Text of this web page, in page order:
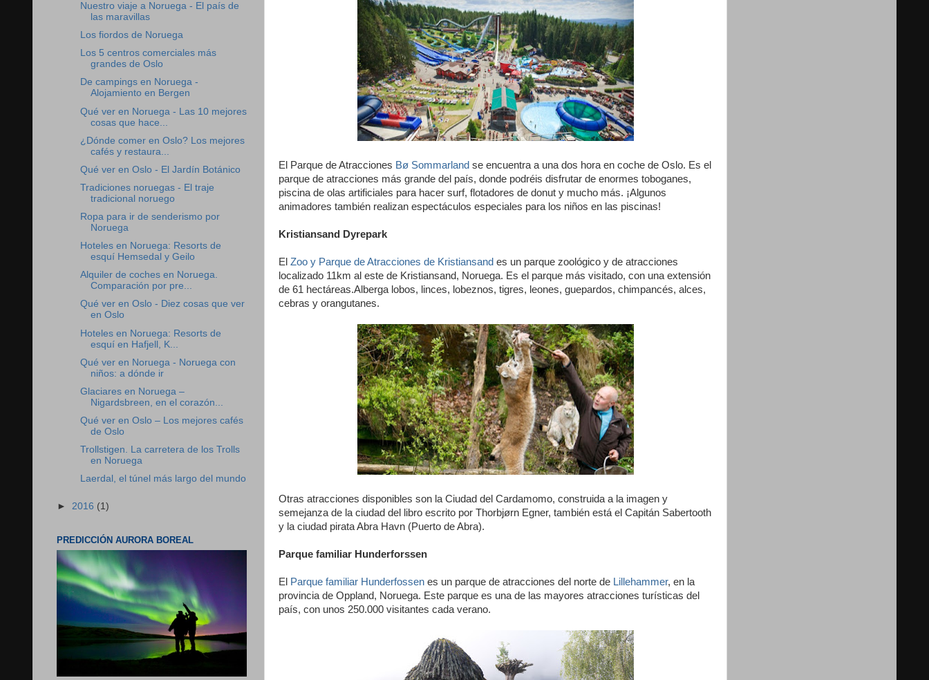
El Parque de Atracciones Bø Sommarland se encuentra a una dos hora en coche de Oslo. Es el
parque de atracciones más grande del país, donde podréis disfrutar de enormes toboganes,
piscina de olas artificiales para hacer surf, flotadores de donut y mucho más. ¡Algunos
animadores también realizan espectáculos especiales para los niños en las piscinas!
Kristiansand Dyrepark
El Zoo y Parque de Atracciones de Kristiansand es un parque zoológico y de atracciones
localizado 11km al este de Kristiansand, Noruega. Es el parque más visitado, con una extensión
de 61 hectáreas.Alberga lobos, linces, lobeznos, tigres, leones, guepardos, chimpancés, alces,
cebras y orangutanes.
Otras atracciones disponibles son la Ciudad del Cardamomo, construida a la imagen y
semejanza de la ciudad del libro escrito por Thorbjørn Egner, también está el Capitán Sabertooth
y la ciudad pirata Abra Havn (Puerto de Abra).
Parque familiar Hunderforssen
El Parque familiar Hunderfossen es un parque de atracciones del norte de Lillehammer, en la
provincia de Oppland, Noruega. Este parque es una de las mayores atracciones turísticas del
país, con unos 250.000 visitantes cada verano.
Nuestro viaje a Noruega - El país de
las maravillas
Los fiordos de Noruega
Los 5 centros comerciales más
grandes de Oslo
De campings en Noruega -
Alojamiento en Bergen
Qué ver en Noruega - Las 10 mejores
cosas que hace...
¿Dónde comer en Oslo? Los mejores
cafés y restaura...
Qué ver en Oslo - El Jardín Botánico
Tradiciones noruegas - El traje
tradicional noruego
Ropa para ir de senderismo por
Noruega
Hoteles en Noruega: Resorts de
esquí Hemsedal y Geilo
Alquiler de coches en Noruega.
Comparación por pre...
Qué ver en Oslo - Diez cosas que ver
en Oslo
Hoteles en Noruega: Resorts de
esquí en Hafjell, K...
Qué ver en Noruega - Noruega con
niños: a dónde ir
Glaciares en Noruega –
Nigardsbreen, en el corazón...
Qué ver en Oslo – Los mejores cafés
de Oslo
Trollstigen. La carretera de los Trolls
en Noruega
Laerdal, el túnel más largo del mundo
► 2016 (1)
PREDICCIÓN AURORA BOREAL